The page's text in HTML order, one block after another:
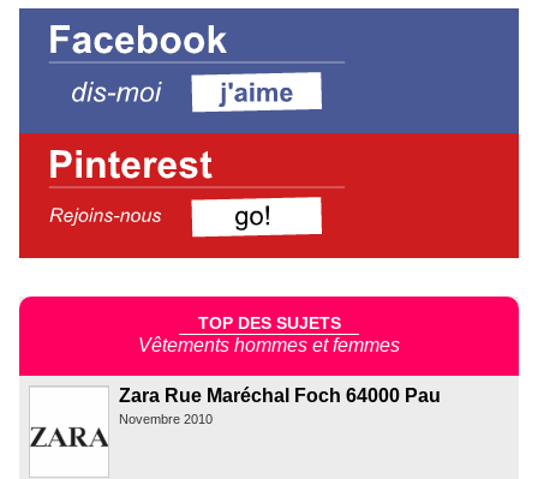
TOP DES SUJETS
Vêtements hommes et femmes
Zara Rue Maréchal Foch 64000 Pau
Novembre 2010